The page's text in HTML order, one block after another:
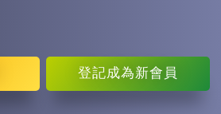
登記成為新會員